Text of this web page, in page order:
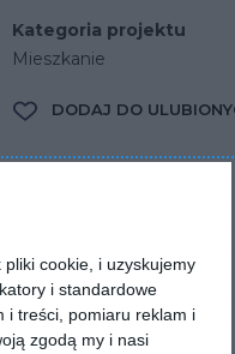
cookie, i uzyskujemy
i standardowe
i treści, pomiaru reklam i
zgodą my i nasi
Kategoria projektu
Mieszkanie
DODAJ DO